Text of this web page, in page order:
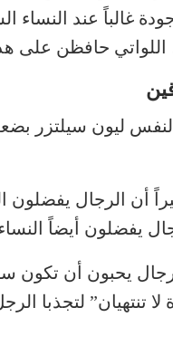
غالباً عند النساء
اللواتي حافظن على
ليون سيلتزر
أن الرجال يفضلون
يفضلون أيضاً
يحبون أن تكون
لا تنتهيان” لتجذبا